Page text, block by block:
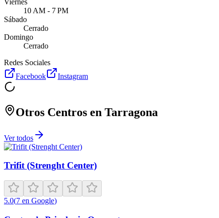
10 AM - 7 PM
Sábado
Cerrado
Domingo
Cerrado
Redes Sociales
Facebook
Instagram
Otros Centros en Tarragona
Ver todos
Trifit (Strenght Center)
5.0(7 en Google)